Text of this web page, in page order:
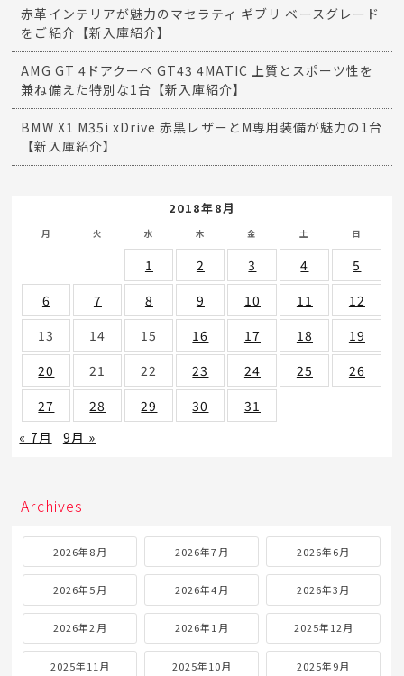
赤革インテリアが魅力のマセラティ ギブリ ベースグレード
をご紹介【新入庫紹介】
AMG GT 4ドアクーペ GT43 4MATIC 上質とスポーツ性を
兼ね備えた特別な1台【新入庫紹介】
BMW X1 M35i xDrive 赤黒レザーとM専用装備が魅力の1台
【新入庫紹介】
2018年8月
月 火 水 木 金 土 日
1 2 3 4
5
6
7 8 9 10 11
12
13
14 15 16 17 18
19
20
21 22 23 24 25
26
27
28 29 30
31
« 7月
9月 »
Archives
2026年8月 2026年7月 2026年6月
2026年5月 2026年4月 2026年3月
2026年2月 2026年1月 2025年12月
2025年11月 2025年10月 2025年9月